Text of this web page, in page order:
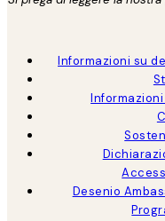
Informazioni su
Desenio